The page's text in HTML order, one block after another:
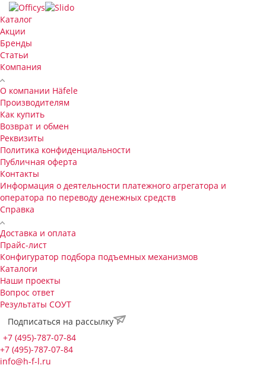
Каталог
Акции
Бренды
Статьи
Компания
О компании Häfele
Производителям
Как купить
Возврат и обмен
Реквизиты
Политика конфиденциальности
Публичная оферта
Контакты
Информация о деятельности платежного агрегатора и
оператора по переводу денежных средств
Справка
Доставка и оплата
Прайс-лист
Конфигуратор подбора подъемных механизмов
Каталоги
Наши проекты
Вопрос ответ
Результаты СОУТ
Подписаться на рассылку
+7 (495)-787-07-84
+7 (495)-787-07-84
info@h-f-l.ru